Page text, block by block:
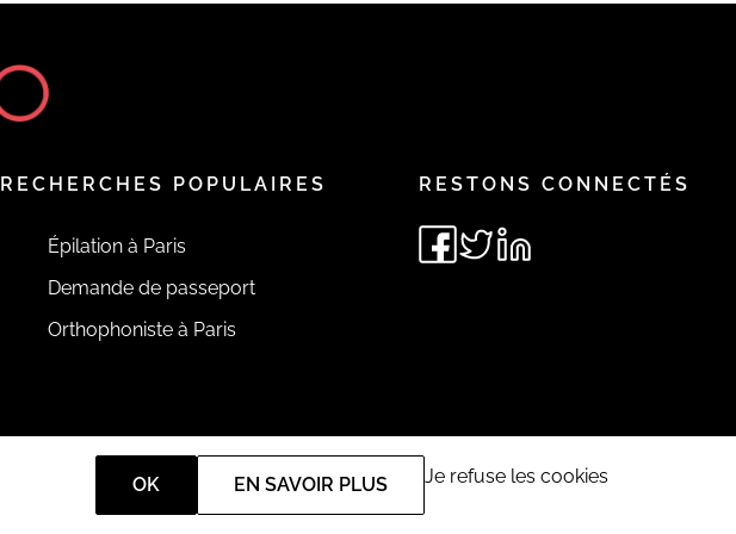
RECHERCHES POPULAIRES
Épilation à Paris
Demande de passeport
Orthophoniste à Paris
RESTONS CONNECTÉS
OK EN SAVOIR PLUS Je refuse les cookies